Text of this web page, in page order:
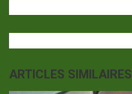
ARTICLES SIMILAIRES